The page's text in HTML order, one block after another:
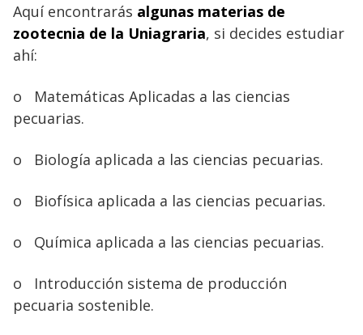
Aquí encontrarás algunas materias de
zootecnia de la Uniagraria, si decides estudiar
ahí:
o
Matemáticas Aplicadas a las ciencias
pecuarias.
o Biología aplicada a las ciencias pecuarias.
o Biofísica aplicada a las ciencias pecuarias.
o Química aplicada a las ciencias pecuarias.
o
Introducción sistema de producción
pecuaria sostenible.